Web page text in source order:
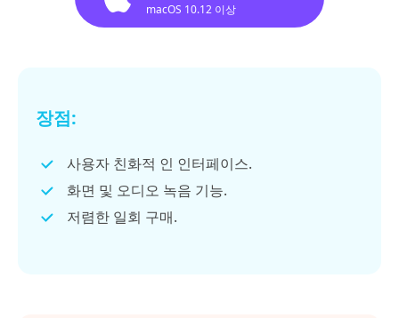
macOS 10.12 이상
장점:
사용자 친화적 인 인터페이스.
화면 및 오디오 녹음 기능.
저렴한 일회 구매.